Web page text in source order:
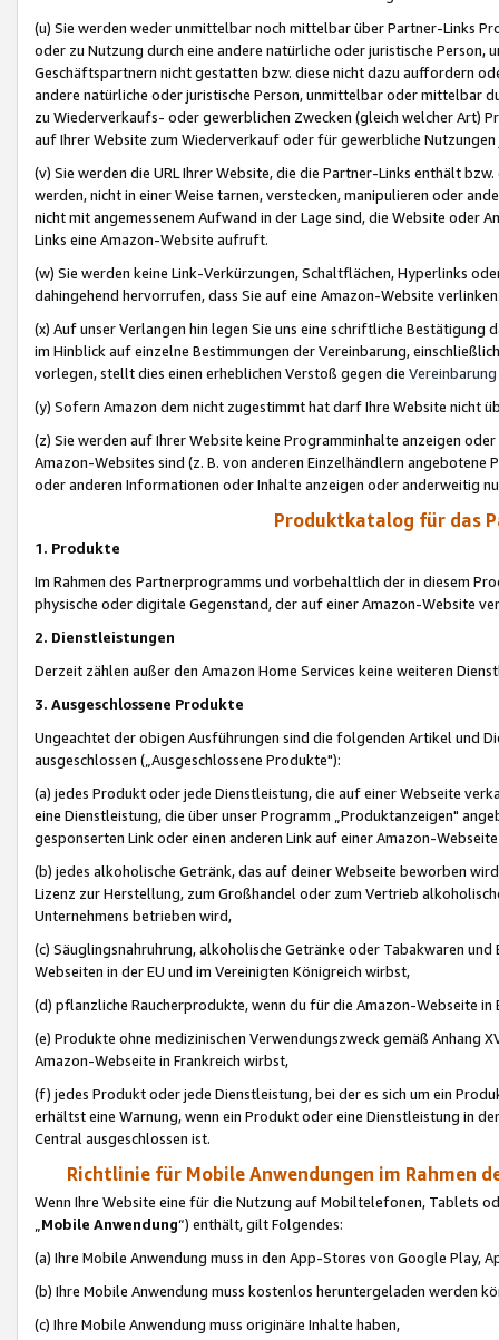
(u) Sie werden weder unmittelbar noch mittelbar über Partner-Links
oder zu Nutzung durch eine andere natürliche oder juristische
Geschäftspartnern nicht gestatten bzw. diese nicht dazu auffordern
andere natürliche oder juristische Person, unmittelbar oder mittelbar
zu Wiederverkaufs- oder gewerblichen Zwecken (gleich welcher Art)
auf Ihrer Website zum Wiederverkauf oder für gewerbliche
(v) Sie werden die URL Ihrer Website, die die Partner-Links enthält
werden, nicht in einer Weise tarnen, verstecken, manipulieren oder
nicht mit angemessenem Aufwand in der Lage sind, die Website oder
Links eine Amazon-Website aufruft.
(w) Sie werden keine Link-Verkürzungen, Schaltflächen, Hyperlinks
dahingehend hervorrufen, dass Sie auf eine Amazon-Website
(x) Auf unser Verlangen hin legen Sie uns eine schriftliche
im Hinblick auf einzelne Bestimmungen der Vereinbarung,
vorlegen, stellt dies einen erheblichen Verstoß gegen die Vereinbarung
(y) Sofern Amazon dem nicht zugestimmt hat darf Ihre Website nicht
(z) Sie werden auf Ihrer Website keine Programminhalte anzeigen
Amazon-Websites sind (z. B. von anderen Einzelhändlern
oder anderen Informationen oder Inhalte anzeigen oder anderweitig
Produktkatalog für das
1. Produkte
Im Rahmen des Partnerprogramms und vorbehaltlich der in diesem
physische oder digitale Gegenstand, der auf einer Amazon-Website
2. Dienstleistungen
Derzeit zählen außer den Amazon Home Services keine weiteren
3. Ausgeschlossene Produkte
Ungeachtet der obigen Ausführungen sind die folgenden Artikel und
ausgeschlossen („Ausgeschlossene Produkte"):
(a) jedes Produkt oder jede Dienstleistung, die auf einer Webseite
eine Dienstleistung, die über unser Programm „Produktanzeigen"
gesponserten Link oder einen anderen Link auf einer Amazon-
(b) jedes alkoholische Getränk, das auf deiner Webseite beworben
Lizenz zur Herstellung, zum Großhandel oder zum Vertrieb
Unternehmens betrieben wird,
(c) Säuglingsnahruhrung, alkoholische Getränke oder Tabakwaren
Webseiten in der EU und im Vereinigten Königreich wirbst,
(d) pflanzliche Raucherprodukte, wenn du für die Amazon-Webseite in
(e) Produkte ohne medizinischen Verwendungszweck gemäß Anhang
Amazon-Webseite in Frankreich wirbst,
(f) jedes Produkt oder jede Dienstleistung, bei der es sich um ein
erhältst eine Warnung, wenn ein Produkt oder eine Dienstleistung in
Central ausgeschlossen ist.
Richtlinie für Mobile Anwendungen im Rahmen
Wenn Ihre Website eine für die Nutzung auf Mobiltelefonen, Tablets
„Mobile Anwendung“) enthält, gilt Folgendes:
(a) Ihre Mobile Anwendung muss in den App-Stores von Google Play,
(b) Ihre Mobile Anwendung muss kostenlos heruntergeladen werden
(c) Ihre Mobile Anwendung muss originäre Inhalte haben,